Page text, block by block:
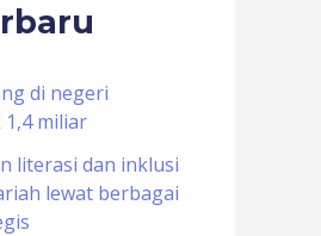
di negeri
miliar
literasi dan inklusi
lewat berbagai